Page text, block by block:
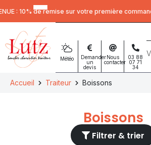
: 10% de remise sur votre première
Météo
Demander
un
devis
Nous
contacter
03 88
07 71
34
:
Accueil Traiteur Boissons
Boissons
Filtrer & trier
Panneau de gestion des cookies